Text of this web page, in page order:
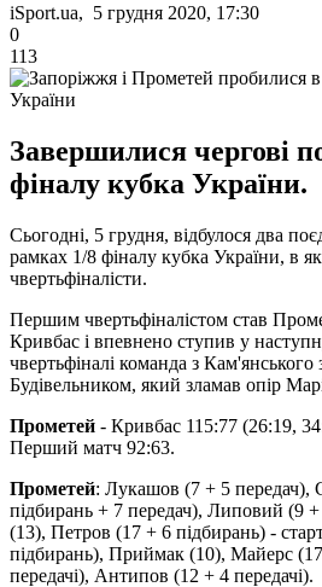
iSport.ua, 5 грудня 2020, 17:30
0
113
Завершилися чергові
фіналу кубка України.
Сьогодні, 5 грудня, відбулося два
рамках 1/8 фіналу кубка України, в
чвертьфіналісти.
Першим чвертьфіналістом став
Кривбас і впевнено ступив у
чвертьфіналі команда з Кам'янського
Будівельником, який зламав опір
Прометей - Кривбас 115:77 (26:19,
Перший матч 92:63.
Прометей: Лукашов (7 + 5 передач),
підбирань + 7 передач), Липовий (9
(13), Петров (17 + 6 підбирань) -
підбирань), Приймак (10), Майерс
передачі), Антипов (12 + 4 передачі).